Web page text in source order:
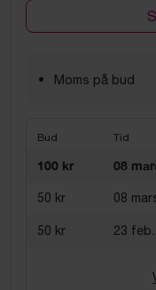
Moms på bud
Bud Tid
100 kr 08
50 kr 08
50 kr 23 feb.